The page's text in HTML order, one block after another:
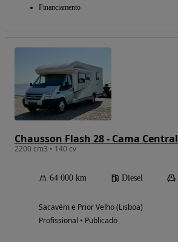
Financiamento
Chausson Flash 28 - Cama Central
2200 cm3 • 140 cv
64 000 km Diesel
Sacavém e Prior Velho (Lisboa)
Profissional • Publicado